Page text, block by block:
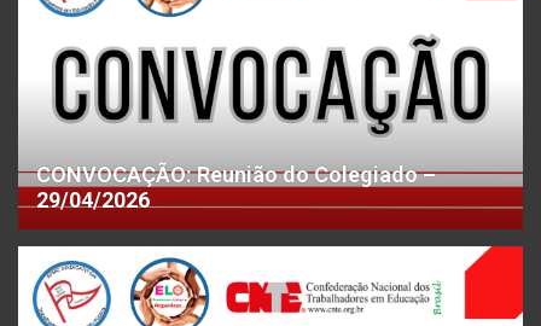
CONVOCAÇÃO: Reunião do Colegiado –
29/04/2026